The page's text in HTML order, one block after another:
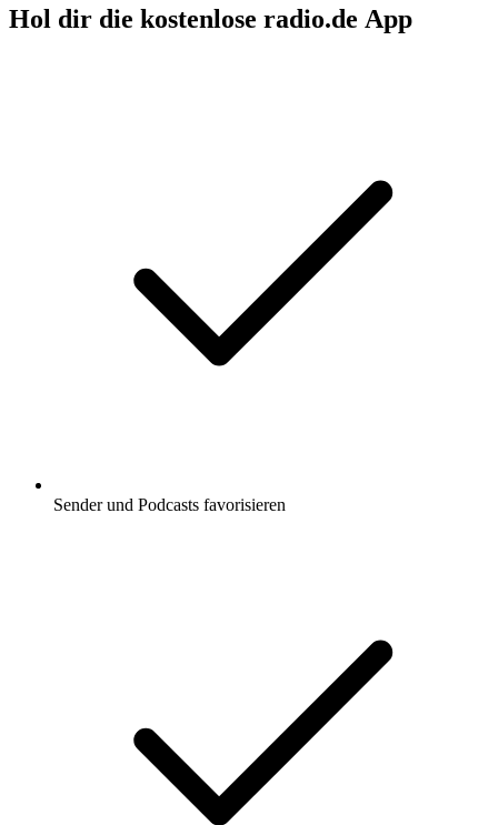
Hol dir die kostenlose radio.de App
Sender und Podcasts favorisieren